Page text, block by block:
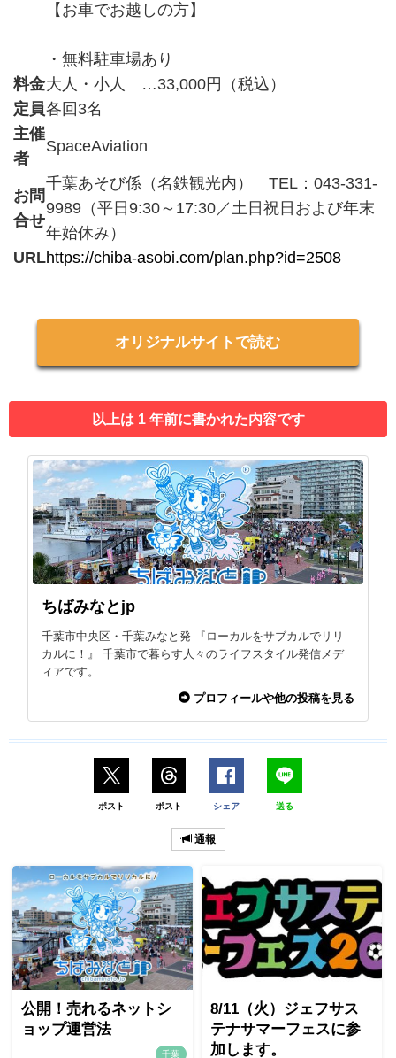
【お車でお越しの方】
・無料駐車場あり
料金大人・小人 …33,000円（税込）
定員各回3名
主催
者
SpaceAviation
お問
合せ
千葉あそび係（名鉄観光内） TEL：043-331-
9989（平日9:30～17:30／土日祝日および年末
年始休み）
URLhttps://chiba-asobi.com/plan.php?id=2508
オリジナルサイトで読む
以上は 1 年前に書かれた内容です
ちばみなとjp
千葉市中央区・千葉みなと発 『ローカルをサブカルでリリ
カルに！』 千葉市で暮らす人々のライフスタイル発信メデ
ィアです。
プロフィールや他の投稿を見る
ポスト ポスト シェア 送る
通報
公開！売れるネットシ
ョップ運営法
千葉
8/11（火）ジェフサス
テナサマーフェスに参
加します。